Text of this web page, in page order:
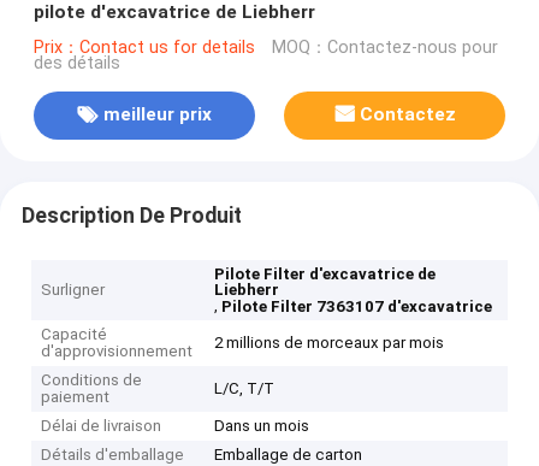
pilote d'excavatrice de Liebherr
Prix：Contact us for details MOQ：Contactez-nous pour
des détails
meilleur prix Contactez
Description De Produit
Surligner
Pilote Filter d'excavatrice de
Liebherr
, Pilote Filter 7363107 d'excavatrice
Capacité
d'approvisionnement
2 millions de morceaux par mois
Conditions de
paiement
L/C, T/T
Délai de livraison
Dans un mois
Détails d'emballage
Emballage de carton